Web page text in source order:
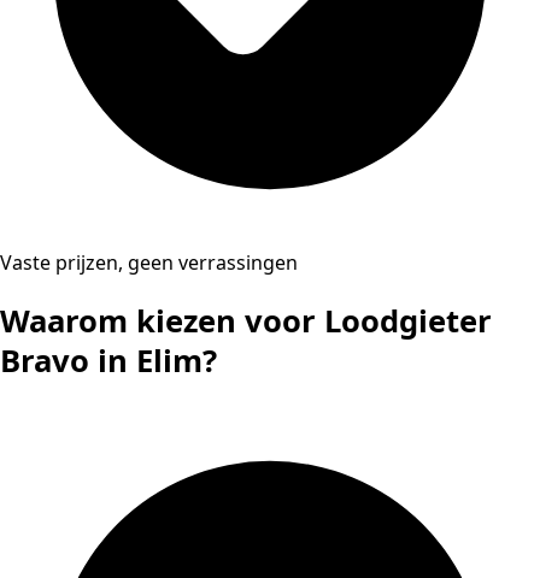
Vaste prijzen, geen verrassingen
Waarom kiezen voor Loodgieter
Bravo in Elim?